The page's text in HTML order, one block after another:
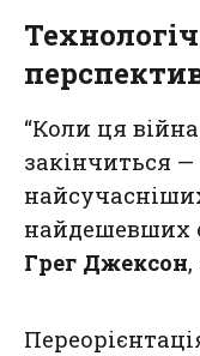
“Коли ця
закінчиться
найдешевших
Грег Джексон